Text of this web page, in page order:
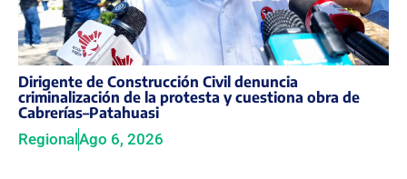
Dirigente de Construcción Civil denuncia
criminalización de la protesta y cuestiona obra de
Cabrerías–Patahuasi
RegionalAgo 6, 2026